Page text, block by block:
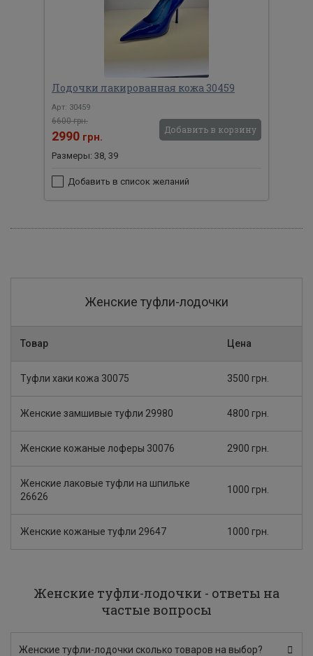
Лодочки лакированная кожа 30459
Арт: 30459
6600 грн.
2990 грн.
Добавить в корзину
Размеры: 38, 39
Добавить в список желаний
Женские туфли-лодочки
Товар Цена
Туфли хаки кожа 30075 3500 грн.
Женские замшивые туфли 29980 4800 грн.
Женские кожаные лоферы 30076 2900 грн.
Женские лаковые туфли на шпильке
26626
1000 грн.
Женские кожаные туфли 29647 1000 грн.
Женские туфли-лодочки - ответы на
частые вопросы
Женские туфли-лодочки сколько товаров на выбор?